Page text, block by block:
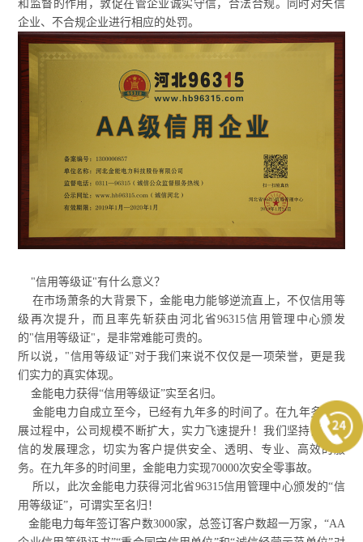
和监督的作用，敦促在管企业诚实守信，合法合规。同时对失信
企业、不合规企业进行相应的处罚。
"信用等级证"有什么意义？
在市场萧条的大背景下，金能电力能够逆流直上，不仅信用等
级再次提升，而且率先斩获由河北省96315信用管理中心颁发
的"信用等级证"，是非常难能可贵的。
所以说，"信用等级证"对于我们来说不仅仅是一项荣誉，更是我
们实力的真实体现。
金能电力获得“信用等级证”实至名归。
金能电力自成立至今，已经有九年多的时间了。在九年多的发
展过程中，公司规模不断扩大，实力飞速提升！我们坚持诚实守
信的发展理念，切实为客户提供安全、透明、专业、高效的服
务。在九年多的时间里，金能电力实现70000次安全零事故。
所以，此次金能电力获得河北省96315信用管理中心颁发的“信
用等级证”，可谓实至名归！
金能电力每年签订客户数3000家，总签订客户数超一万家，“AA